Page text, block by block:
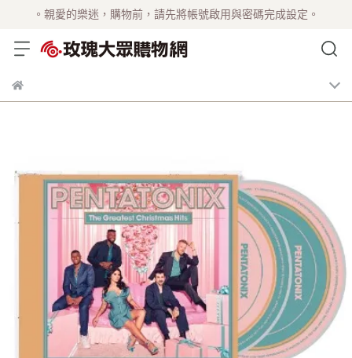
。親愛的樂迷，購物前，請先將帳號啟用與密碼完成設定。